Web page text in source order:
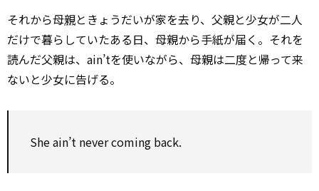
それから母親ときょうだいが家を去り、父親と少女が二人
だけで暮らしていたある日、母親から手紙が届く。それを
読んだ父親は、ain’tを使いながら、母親は二度と帰って来
ないと少女に告げる。
She ain’t never coming back.